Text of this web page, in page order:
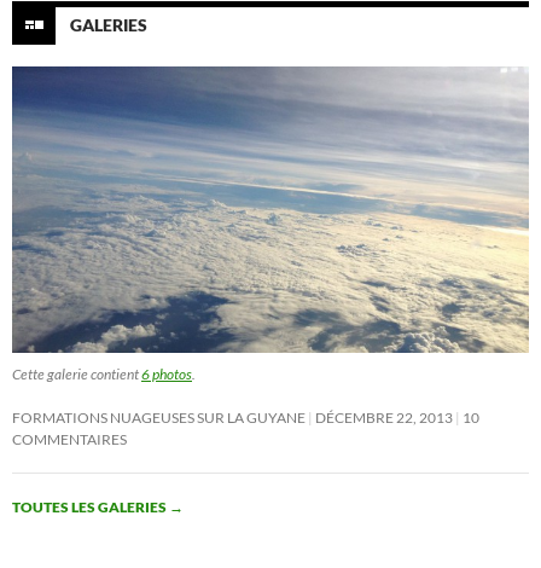
GALERIES
Cette galerie contient6 photos
FORMATIONS NUAGEUSES SUR LA GUYANE DÉCEMBRE 22, 2013 10
COMMENTAIRES
TOUTES LES GALERIES →